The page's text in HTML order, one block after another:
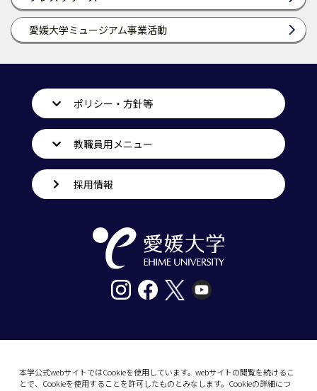
愛媛大学ミュージアム事業活動
本学公式webサイトではCookieを使用しています。webサイトの閲覧を続けるこ
とで、Cookieを使用することを許可したものとみなします。Cookieの詳細につ
ポリシー・方針等
教職員用メニュー
採用情報